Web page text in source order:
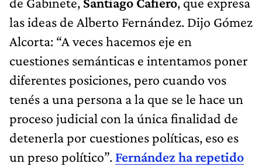
las ideas de Alberto Fernández. Dijo Gómez
Alcorta: “A veces hacemos eje en
cuestiones semánticas e intentamos poner
diferentes posiciones, pero cuando vos
tenés a una persona a la que se le hace un
proceso judicial con la única finalidad de
detenerla por cuestiones políticas, eso es
un preso político”. Fernández ha repetido